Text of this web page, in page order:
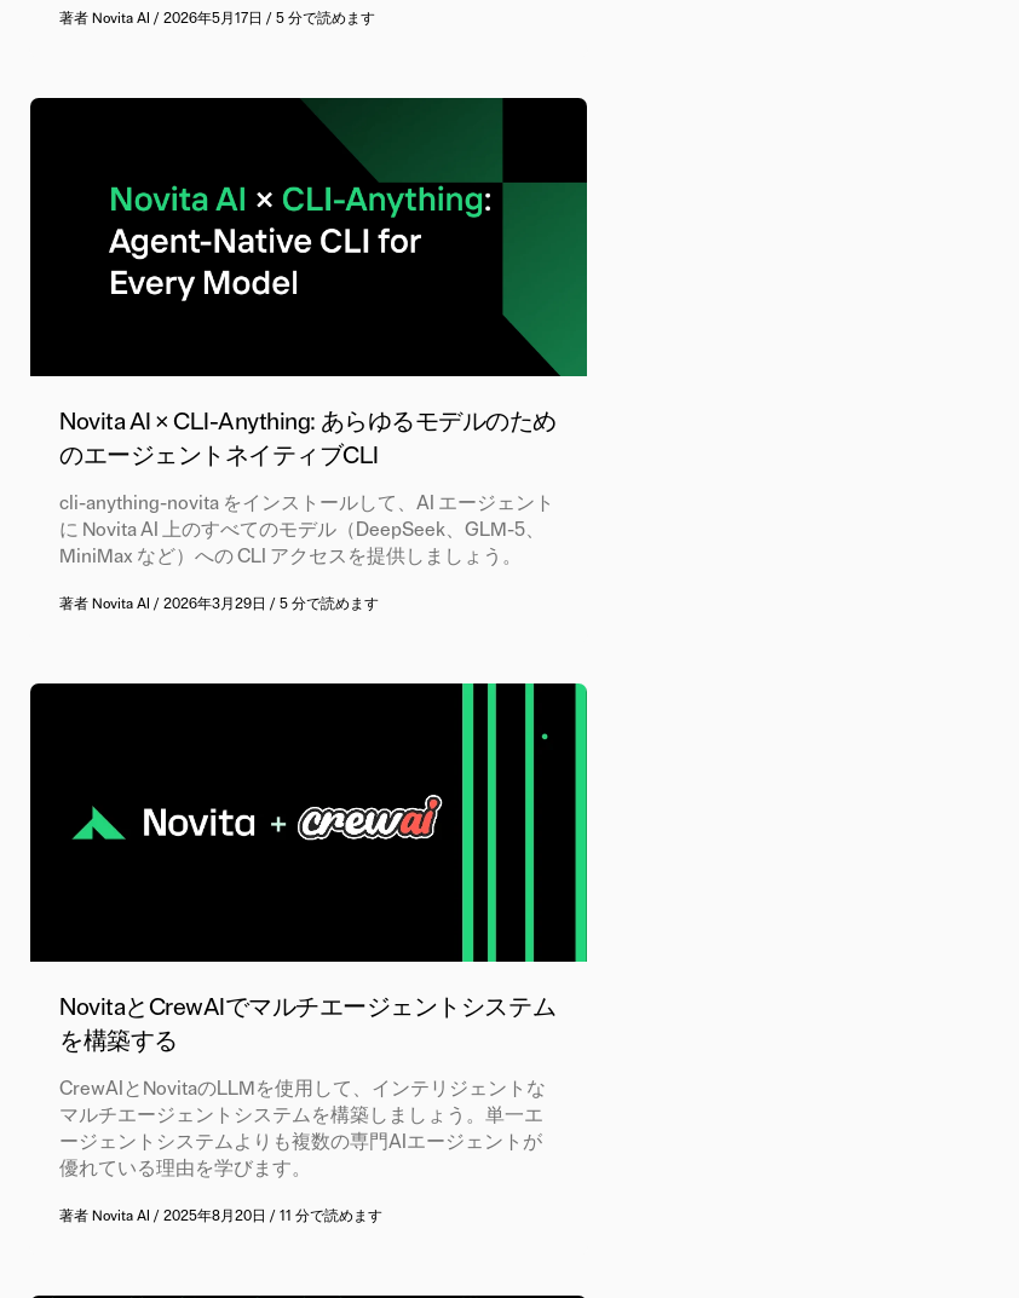
著者 Novita AI / 2026年5月17日 / 5 分で読めます
Novita AI × CLI-Anything: あらゆるモデルのため
のエージェントネイティブCLI
cli-anything-novita をインストールして、AI エージェント
に Novita AI 上のすべてのモデル（DeepSeek、GLM-5、
MiniMax など）への CLI アクセスを提供しましょう。
著者 Novita AI / 2026年3月29日 / 5 分で読めます
NovitaとCrewAIでマルチエージェントシステム
を構築する
CrewAIとNovitaのLLMを使用して、インテリジェントな
マルチエージェントシステムを構築しましょう。単一エ
ージェントシステムよりも複数の専門AIエージェントが
優れている理由を学びます。
著者 Novita AI / 2025年8月20日 / 11 分で読めます